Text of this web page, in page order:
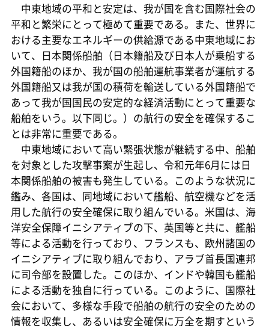
中東地域の平和と安定は、我が国を含む国際社会の
平和と繁栄にとって極めて重要である。また、世界に
おける主要なエネルギーの供給源である中東地域にお
いて、日本関係船舶（日本籍船及び日本人が乗船する
外国籍船のほか、我が国の船舶運航事業者が運航する
外国籍船又は我が国の積荷を輸送している外国籍船で
あって我が国国民の安定的な経済活動にとって重要な
船舶をいう。以下同じ。）の航行の安全を確保するこ
とは非常に重要である。
中東地域において高い緊張状態が継続する中、船舶
を対象とした攻撃事案が生起し、令和元年6月には日
本関係船舶の被害も発生している。このような状況に
鑑み、各国は、同地域において艦船、航空機などを活
用した航行の安全確保に取り組んでいる。米国は、海
洋安全保障イニシアティブの下、英国等と共に、艦船
等による活動を行っており、フランスも、欧州諸国の
イニシアティブに取り組んでおり、アラブ首長国連邦
に司令部を設置した。このほか、インドや韓国も艦船
による活動を独自に行っている。このように、国際社
会において、多様な手段で船舶の航行の安全のための
情報を収集し、あるいは安全確保に万全を期すという